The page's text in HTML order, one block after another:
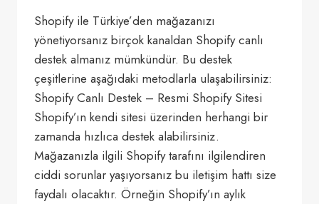
Shopify ile Türkiye’den mağazanızı
yönetiyorsanız birçok kanaldan Shopify canlı
destek almanız mümkündür. Bu destek
çeşitlerine aşağıdaki metodlarla ulaşabilirsiniz:
Shopify Canlı Destek – Resmi Shopify Sitesi
Shopify’ın kendi sitesi üzerinden herhangi bir
zamanda hızlıca destek alabilirsiniz.
Mağazanızla ilgili Shopify tarafını ilgilendiren
ciddi sorunlar yaşıyorsanız bu iletişim hattı size
faydalı olacaktır. Örneğin Shopify’ın aylık